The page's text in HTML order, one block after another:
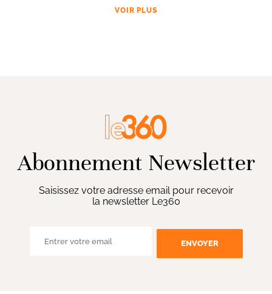
VOIR PLUS
Abonnement Newsletter
Saisissez votre adresse email pour recevoir
la newsletter Le360
ENVOYER